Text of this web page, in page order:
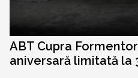
ABT Cupra
aniversară limitată la